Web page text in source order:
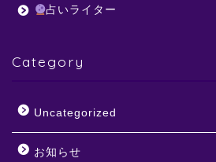
占いライター
Category
Uncategorized
お知らせ